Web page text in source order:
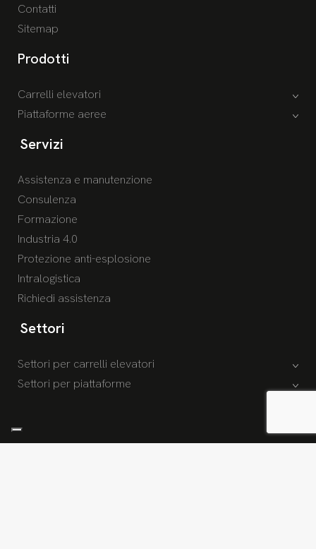
Contatti
Sitemap
Prodotti
Carrelli elevatori
Piattaforme aeree
Servizi
Assistenza e manutenzione
Consulenza
Formazione
Industria 4.0
Protezione anti-esplosione
Intralogistica
Richiedi assistenza
Settori
Settori per carrelli elevatori
Settori per piattaforme